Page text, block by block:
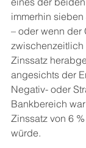
immerhin
– oder wenn der
Zinssatz
angesichts der
Negativ- oder
Bankbereich
Zinssatz von 6
würde.